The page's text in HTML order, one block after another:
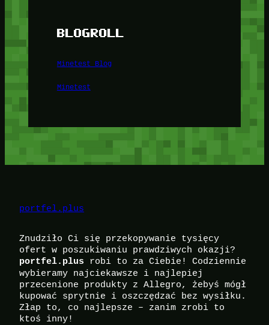
BLOGROLL
Minetest Blog
Minetest
portfel.plus
Znudziło Ci się przekopywanie tysięcy
ofert w poszukiwaniu prawdziwych okazji?
portfel.plus robi to za Ciebie! Codziennie
wybieramy najciekawsze i najlepiej
przecenione produkty z Allegro, żebyś mógł
kupować sprytnie i oszczędzać bez wysiłku.
Złap to, co najlepsze – zanim zrobi to
ktoś inny!